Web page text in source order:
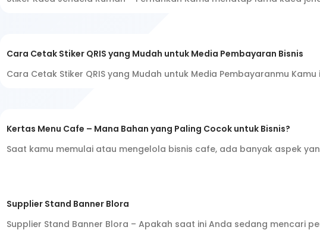
Cara Cetak Stiker QRIS yang Mudah untuk Media Pembayaran Bisnis
Cara Cetak Stiker QRIS yang Mudah untuk Media Pembayaranmu
Kertas Menu Cafe – Mana Bahan yang Paling Cocok untuk Bisnis?
Saat kamu memulai atau mengelola bisnis cafe, ada banyak aspek
Supplier Stand Banner Blora
Supplier Stand Banner Blora – Apakah saat ini Anda sedang mencari